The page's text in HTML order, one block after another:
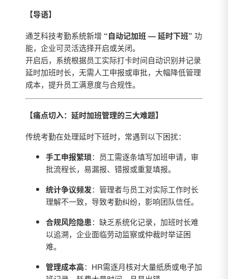
【导语】
通芝科技考勤系统新增 “自动记加班 — 延时下班” 功
能，企业可灵活选择开启或关闭。
开启后，系统根据员工实际打卡时间自动识别并记录
延时加班时长，无需人工申报或审批，大幅降低管理
成本，提升员工满意度与合规性。
【痛点切入：延时加班管理的三大难题】
传统考勤在处理延时下班时，常遇到以下困扰：
手工申报繁琐：员工需逐条填写加班申请，审
批流程长，易漏报、错报或重复填报。
统计争议频发：管理者与员工对实际工作时长
理解不一致，导致考勤纠纷，影响团队信任。
合规风险隐患：缺乏系统化记录，加班时长难
以追溯，企业面临劳动监察或仲裁时举证困
难。
管理成本高：HR需逐月核对大量纸质或电子加